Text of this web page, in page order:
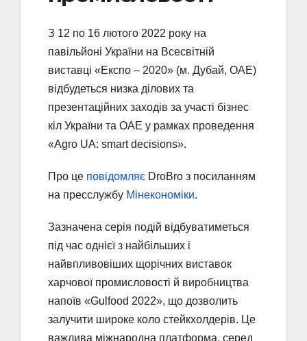
З 12 по 16 лютого 2022 року на
павільйоні України на Всесвітній
виставці «Експо – 2020» (м. Дубай, ОАЕ)
відбудеться низка ділових та
презентаційних заходів за участі бізнес
кіл України та ОАЕ у рамках проведення
«Agrо UA: smart decisions».
Про це повідомляє DroBro з посиланням
на пресслужбу Мінекономіки.
Зазначена серія подій відбуватиметься
під час однієї з найбільших і
найвпливовіших щорічних виставок
харчової промисловості й виробництва
напоїв «Gulfood 2022», що дозволить
залучити широке коло стейкхолдерів. Це
важлива міжнародна платформа, серед